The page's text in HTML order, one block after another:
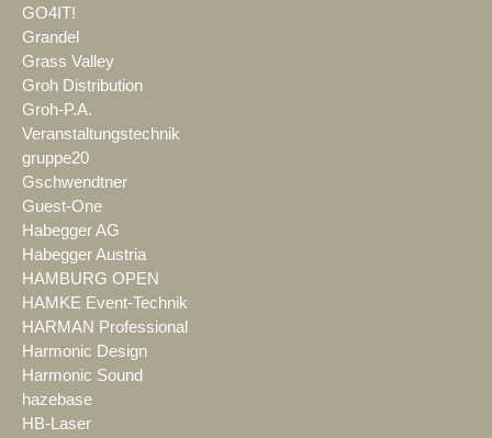
GO4IT!
Grandel
Grass Valley
Groh Distribution
Groh-P.A.
Veranstaltungstechnik
gruppe20
Gschwendtner
Guest-One
Habegger AG
Habegger Austria
HAMBURG OPEN
HAMKE Event-Technik
HARMAN Professional
Harmonic Design
Harmonic Sound
hazebase
HB-Laser